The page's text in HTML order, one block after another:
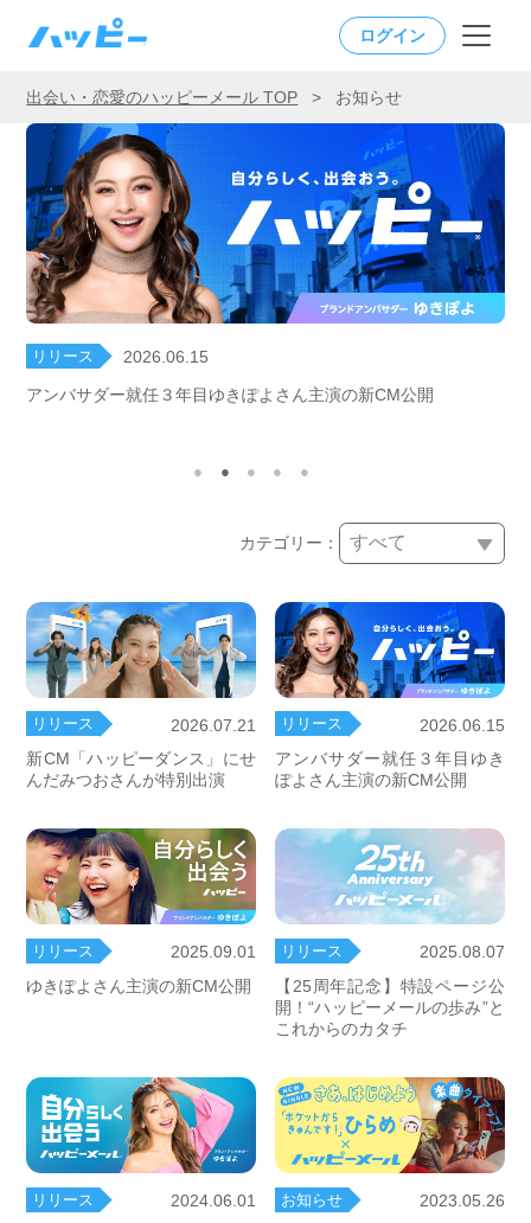
ログイン
出会い・恋愛のハッピーメール TOP > お知らせ
リリース
2026.06.15
アンバサダー就任３年目ゆきぽよさん主演の新CM公開
カテゴリー：
リリース
2026.07.21
新CM「ハッピーダンス」にせ
んだみつおさんが特別出演
リリース
2026.06.15
アンバサダー就任３年目ゆき
ぽよさん主演の新CM公開
リリース
2025.09.01
ゆきぽよさん主演の新CM公開
リリース
2025.08.07
【25周年記念】特設ページ公
開！“ハッピーメールの歩み”と
これからのカタチ
リリース
2024.06.01
お知らせ
2023.05.26